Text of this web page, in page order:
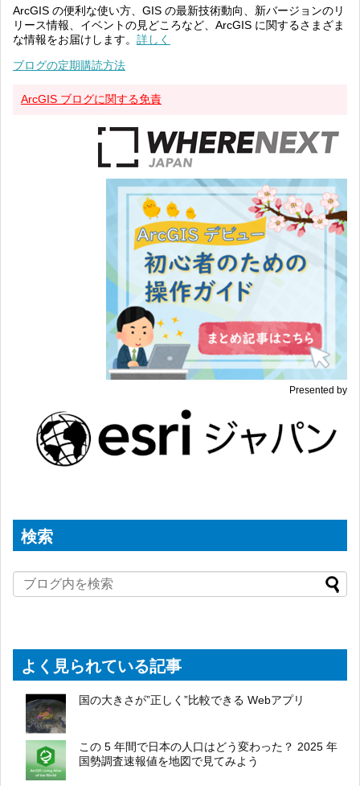
ArcGIS の便利な使い方、GIS の最新技術動向、新バージョンのリ
リース情報、イベントの見どころなど、ArcGIS に関するさまざま
な情報をお届けします。 詳しく
ブログの定期購読方法
ArcGIS ブログに関する免責
Presented by
検索
よく見られている記事
国の大きさが”正しく”比較できる Webアプリ
この 5 年間で日本の人口はどう変わった？ 2025 年
国勢調査速報値を地図で見てみよう